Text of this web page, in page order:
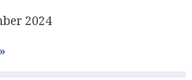
2024